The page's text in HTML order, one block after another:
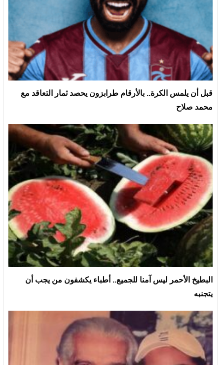
قبل أن يلمس الكرة.. بالأرقام طرابزون يحصد ثمار التعاقد مع
محمد صلاح
البطيخ الأحمر ليس آمنا للجميع.. أطباء يكشفون من يجب أن
يتجنبه